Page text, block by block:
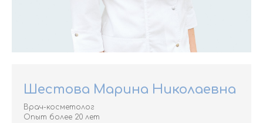
Шестова Марина Николаевна
Врач-косметолог
Опыт более 20 лет